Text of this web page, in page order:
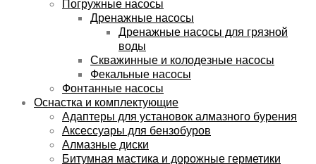
Погружные насосы
Дренажные насосы
Дренажные насосы для грязной
воды
Скважинные и колодезные насосы
Фекальные насосы
Фонтанные насосы
Оснастка и комплектующие
Адаптеры для установок алмазного бурения
Аксессуары для бензобуров
Алмазные диски
Битумная мастика и дорожные герметики